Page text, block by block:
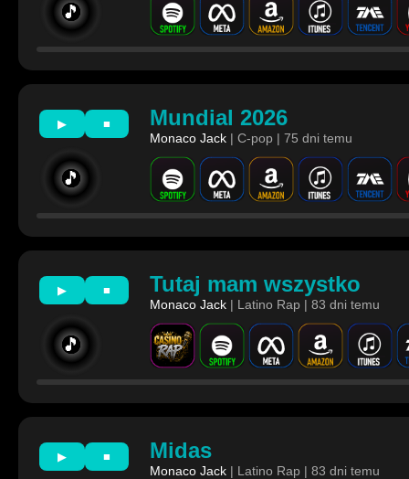
🎵
▶ ■
🎵
Mundial 2026
Monaco Jack | C-pop | 75 dni temu
▶ ■
🎵
Tutaj mam wszystko
Monaco Jack | Latino Rap | 83 dni temu
▶ ■ Midas
Monaco Jack | Latino Rap | 83 dni temu